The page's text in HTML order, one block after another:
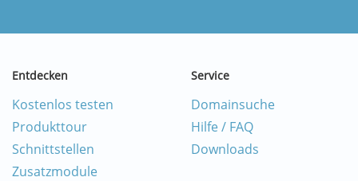
Entdecken
Kostenlos testen
Produkttour
Schnittstellen
Zusatzmodule
Service
Domainsuche
Hilfe / FAQ
Downloads